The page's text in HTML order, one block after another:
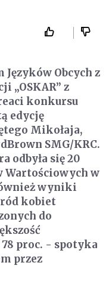
Języków Obcych z
„OSKAR” z
konkursu
edycję
Mikołaja,
SMG/KRC.
odbyła się 20
Wartościowych w
wyniki
kobiet
do
proc. - spotyka
przez